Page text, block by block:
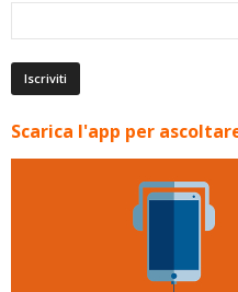
Scarica l'app per